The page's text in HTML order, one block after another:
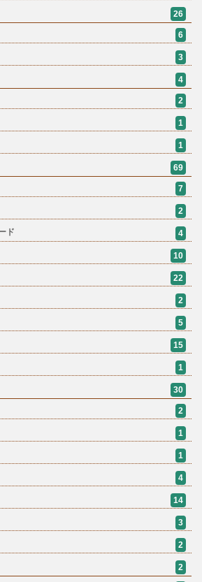
26
6
3
4
2
1
1
69
7
2
ド 4
10
22
2
5
15
1
30
2
1
1
4
14
3
2
2